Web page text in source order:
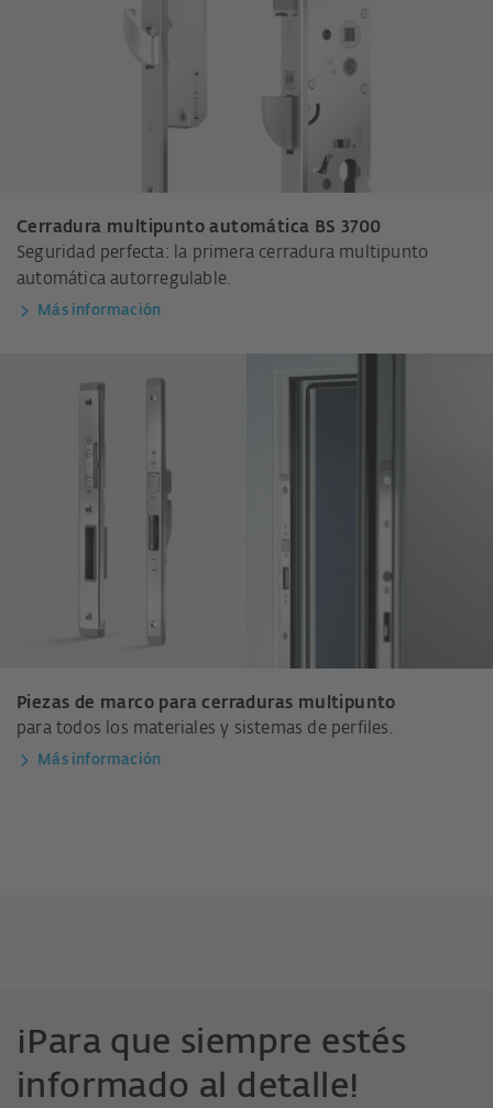
Cerradura multipunto automática BS 3700
Seguridad perfecta: la primera cerradura multipunto
automática autorregulable.
Más información
Piezas de marco para cerraduras multipunto
para todos los materiales y sistemas de perfiles.
Más información
¡Para que siempre estés
informado al detalle!